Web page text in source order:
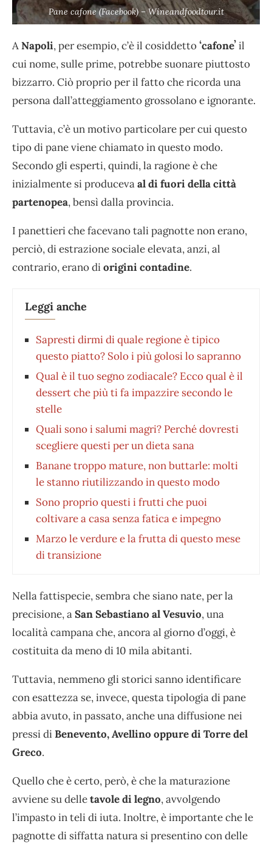
Pane cafone (Facebook) – Wineandfoodtour.it
ANapoli, per esempio, c’è il cosiddetto ʻcafoneʼil
cui nome, sulle prime, potrebbe suonare piuttosto
bizzarro. Ciò proprio per il fatto che ricorda una
persona dall’atteggiamento grossolano e ignorante.
Tuttavia, c’è un motivo particolare per cui questo
tipo di pane viene chiamato in questo modo.
Secondo gli esperti, quindi, la ragione è che
inizialmente si producevaal di fuori della città
partenopea, bensì dalla provincia.
I panettieri che facevano tali pagnotte non erano,
perciò, di estrazione sociale elevata, anzi, al
contrario, erano diorigini contadine.
Leggi anche
Sapresti dirmi di quale regione è tipico
questo piatto? Solo i più golosi lo sapranno
Qual è il tuo segno zodiacale? Ecco qual è il
dessert che più ti fa impazzire secondo le
stelle
Quali sono i salumi magri? Perché dovresti
scegliere questi per un dieta sana
Banane troppo mature, non buttarle: molti
le stanno riutilizzando in questo modo
Sono proprio questi i frutti che puoi
coltivare a casa senza fatica e impegno
Marzo le verdure e la frutta di questo mese
di transizione
Nella fattispecie, sembra che siano nate, per la
precisione, aSan Sebastiano al Vesuvio, una
località campana che, ancora al giorno d’oggi, è
costituita da meno di 10 mila abitanti.
Tuttavia, nemmeno gli storici sanno identificare
con esattezza se, invece, questa tipologia di pane
abbia avuto, in passato, anche una diffusione nei
pressi diBenevento, Avellino oppure di Torre del
Greco.
Quello che è certo, però, è che la maturazione
avviene su delletavole di legno, avvolgendo
l’impasto in teli di iuta. Inoltre, è importante che le
pagnotte di siffatta natura si presentino con delle